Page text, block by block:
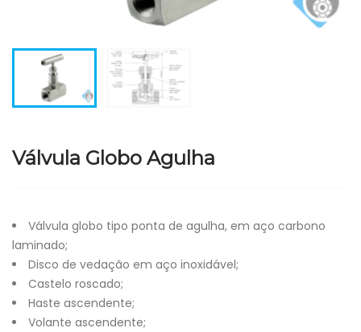
Válvula Globo Agulha
Válvula globo tipo ponta de agulha, em aço carbono
laminado;
Disco de vedação em aço inoxidável;
Castelo roscado;
Haste ascendente;
Volante ascendente;